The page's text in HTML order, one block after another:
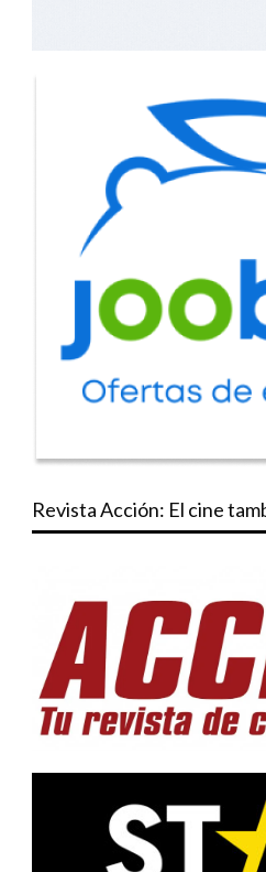
Revista Acción: El cine